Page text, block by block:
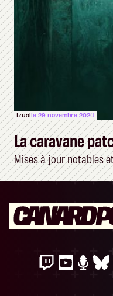
Izualle 29 novembre 2024
La caravane
Mises à jour notables